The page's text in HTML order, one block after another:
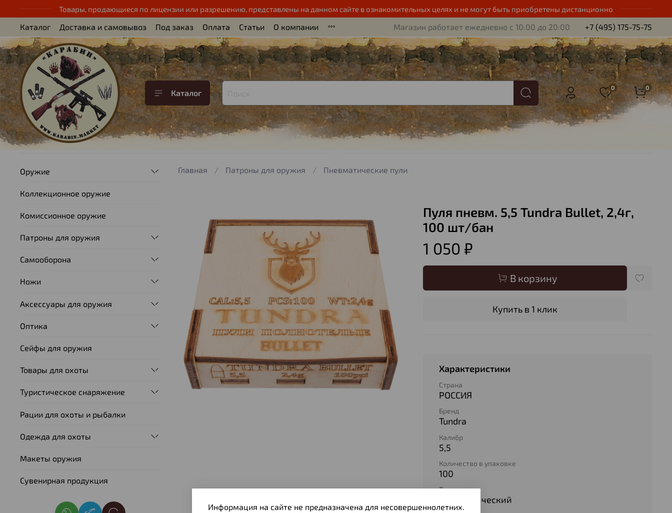
Товары, продающиеся по лицензии или разрешению, представлены на данном сайте в ознакомительных целях и не могут быть приобретены дистанционно
Каталог Доставка и самовывоз Под заказ Оплата Статьи О компании Магазин работает ежедневно с 10:00 до 20:00 +7 (495) 175-75-75
Каталог
0 0
Главная Патроны для оружия Пневматические пули
Пуля пневм. 5,5 Tundra Bullet, 2,4г,
100 шт/бан
1 050 ₽
В корзину
Купить в 1 клик
Характеристики
Страна
РОССИЯ
Бренд
Tundra
Калибр
5,5
Количество в упаковке
100
Тип патрона
Пневматический
Оружие
Коллекционное оружие
Комиссионное оружие
Патроны для оружия
Самооборона
Ножи
Аксессуары для оружия
Оптика
Сейфы для оружия
Товары для охоты
Туристическое снаряжение
Рации для охоты и рыбалки
Одежда для охоты
Макеты оружия
Сувенирная продукция
Информация на сайте не предназначена для несовершеннолетних.